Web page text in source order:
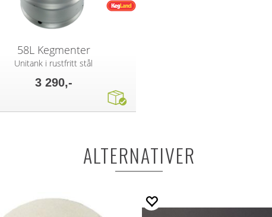
58L Kegmenter
Unitank i rustfritt stål
3 290,-
ALTERNATIVER